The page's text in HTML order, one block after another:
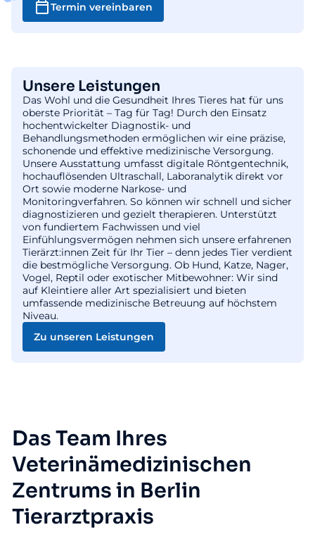
Termin vereinbaren
Unsere Leistungen
Das Wohl und die Gesundheit Ihres Tieres hat für uns
oberste Priorität – Tag für Tag! Durch den Einsatz
hochentwickelter Diagnostik- und
Behandlungsmethoden ermöglichen wir eine präzise,
schonende und effektive medizinische Versorgung.
Unsere Ausstattung umfasst digitale Röntgentechnik,
hochauflösenden Ultraschall, Laboranalytik direkt vor
Ort sowie moderne Narkose- und
Monitoringverfahren. So können wir schnell und sicher
diagnostizieren und gezielt therapieren. Unterstützt
von fundiertem Fachwissen und viel
Einfühlungsvermögen nehmen sich unsere erfahrenen
Tierärzt:innen Zeit für Ihr Tier – denn jedes Tier verdient
die bestmögliche Versorgung. Ob Hund, Katze, Nager,
Vogel, Reptil oder exotischer Mitbewohner: Wir sind
auf Kleintiere aller Art spezialisiert und bieten
umfassende medizinische Betreuung auf höchstem
Niveau.
Zu unseren Leistungen
Das Team Ihres
Veterinämedizinischen
Zentrums in Berlin
Tierarztpraxis